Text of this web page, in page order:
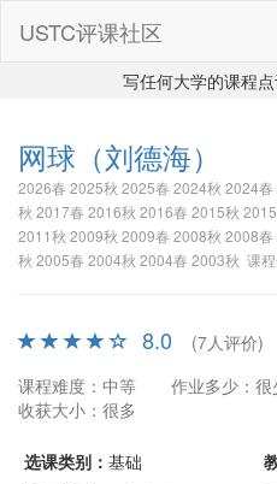
USTC评课社区
写任何大学的课程
网球 （刘德海）
2026春 2025秋 2025春 2024秋 2024
秋 2017春 2016秋 2016春 2015秋
2011秋 2009秋 2009春 2008秋 2008
秋 2005春 2004秋 2004春 2003秋 课
8.0
(7人评价)
课程难度：中等
作业多少：很
收获大小：很多
选课类别： 基础